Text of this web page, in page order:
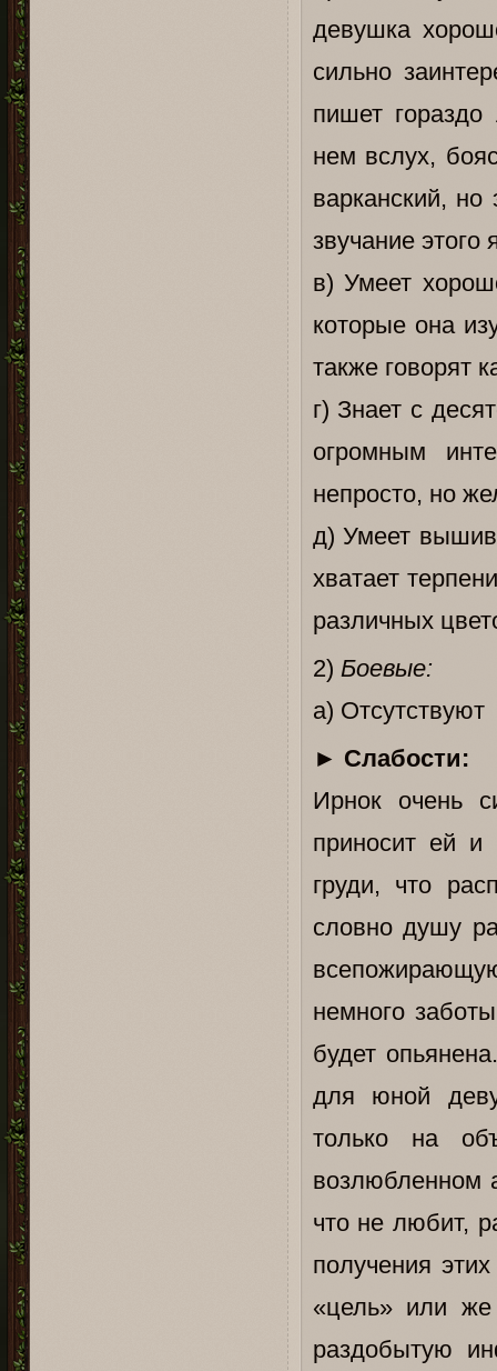
девушка
сильно
пишет гораздо
нем вслух,
варканский,
звучание этого
в) Умеет
которые она
также говорят
г) Знает с
огромным
непросто, но
д) Умеет
хватает
различных
2) Боевые:
а) Отсутствуют
► Слабости:
Ирнок очень
приносит ей и
груди, что
словно душу
немного
будет
для юной
только на
возлюбленном
что не любит,
получения
«цель» или
раздобытую